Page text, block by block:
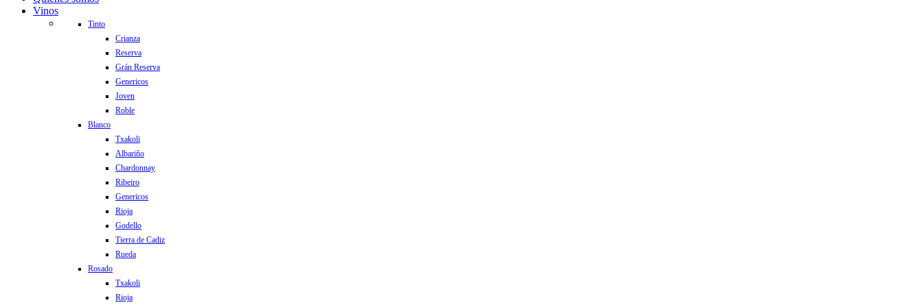
Vinos
Tinto
Crianza
Reserva
Grán Reserva
Genericos
Joven
Roble
Blanco
Txakoli
Albariño
Chardonnay
Ribeiro
Genericos
Rioja
Godello
Tierra de Cadiz
Rueda
Rosado
Txakoli
Rioja